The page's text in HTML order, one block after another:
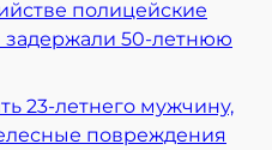
полицейские
50-летнюю
23-летнего мужчину,
повреждения